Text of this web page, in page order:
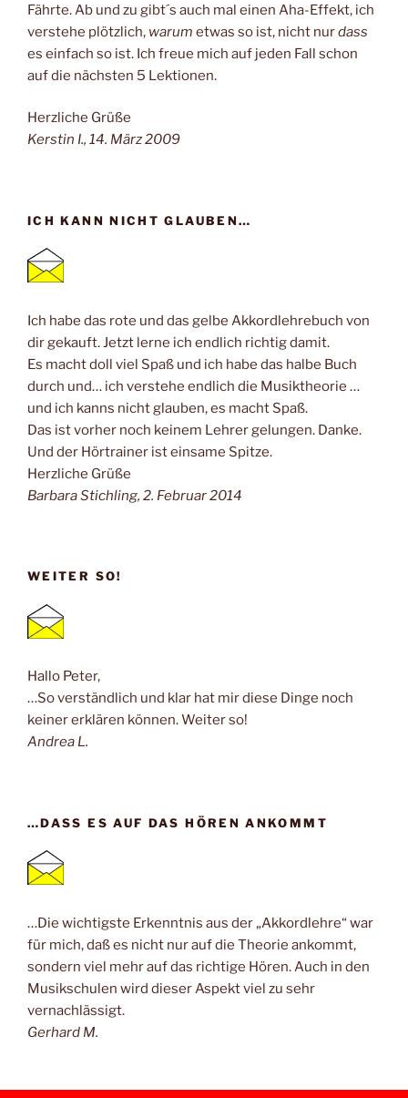
Fährte. Ab und zu gibt´s auch mal einen Aha-Effekt, ich
verstehe plötzlich, warum etwas so ist, nicht nurdass
es einfach so ist. Ich freue mich auf jeden Fall schon
auf die nächsten 5 Lektionen.
Herzliche Grüße
Kerstin I., 14. März 2009
ICH KANN NICHT GLAUBEN…
Ich habe das rote und das gelbe Akkordlehrebuch von
dir gekauft. Jetzt lerne ich endlich richtig damit.
Es macht doll viel Spaß und ich habe das halbe Buch
durch und… ich verstehe endlich die Musiktheorie …
und ich kanns nicht glauben, es macht Spaß.
Das ist vorher noch keinem Lehrer gelungen. Danke.
Und der Hörtrainer ist einsame Spitze.
Herzliche Grüße
Barbara Stichling, 2. Februar 2014
WEITER SO!
Hallo Peter,
…So verständlich und klar hat mir diese Dinge noch
keiner erklären können. Weiter so!
Andrea L.
…DASS ES AUF DAS HÖREN ANKOMMT
…Die wichtigste Erkenntnis aus der „Akkordlehre“ war
für mich, daß es nicht nur auf die Theorie ankommt,
sondern viel mehr auf das richtige Hören. Auch in den
Musikschulen wird dieser Aspekt viel zu sehr
vernachlässigt.
Gerhard M.